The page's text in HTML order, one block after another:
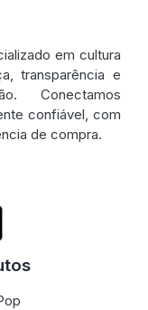
em cultura
transparência e
Conectamos
confiável, com
de compra.